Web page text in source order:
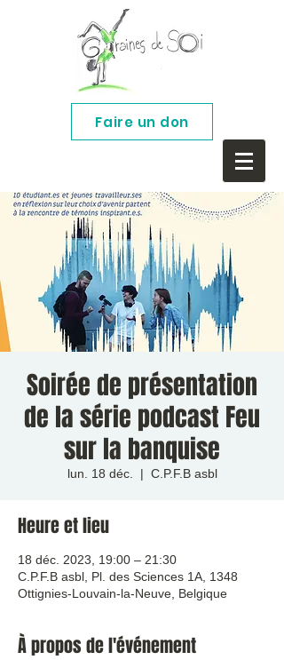
Faire un don
Soirée de présentation
de la série podcast Feu
sur la banquise
lun. 18 déc.
  |
C.P.F.B asbl
Heure et lieu
18 déc. 2023, 19:00 – 21:30
C.P.F.B asbl, Pl. des Sciences 1A, 1348
Ottignies-Louvain-la-Neuve, Belgique
À propos de l'événement